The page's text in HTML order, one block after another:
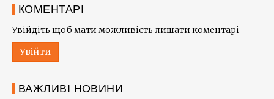
КОМЕНТАРІ
Увійдіть щоб мати можливість лишати коментарі
Увійти
ВАЖЛИВІ НОВИНИ